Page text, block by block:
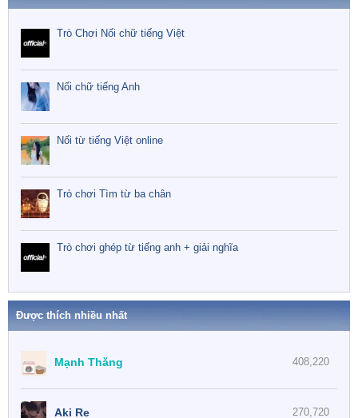
Trò Chơi Nối chữ tiếng Việt
Nối chữ tiếng Anh
Nối từ tiếng Việt online
Trò chơi Tìm từ ba chân
Trò chơi ghép từ tiếng anh + giải nghĩa
Được thích nhiều nhất
408,220
Mạnh Thăng
270,720
Aki Re